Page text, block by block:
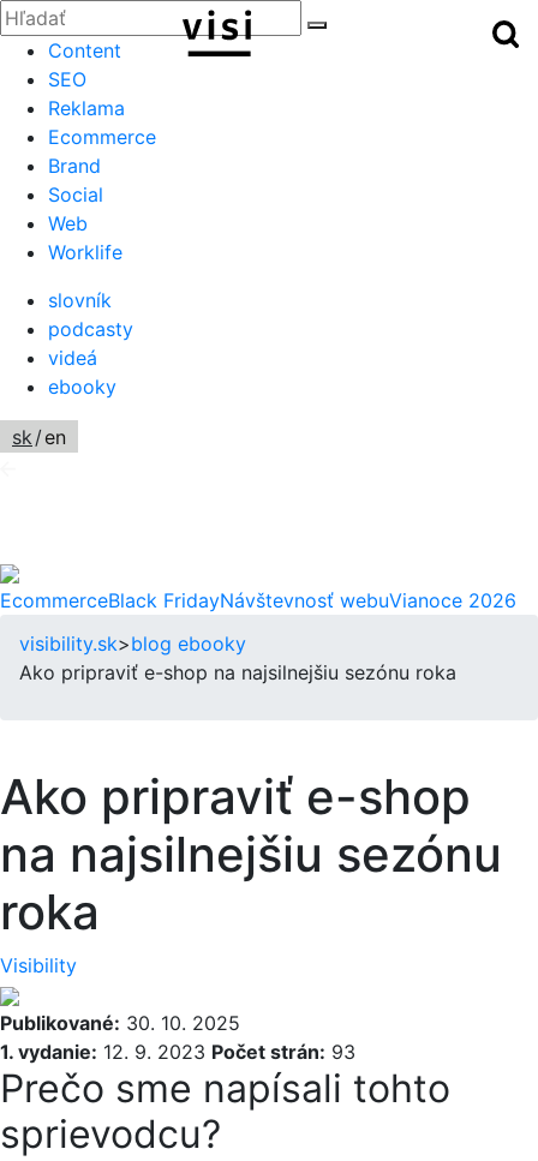
Zatvoriť
Hľadať:
Menu
Content
SEO
Reklama
Ecommerce
Brand
Social
Web
Worklife
slovník
podcasty
videá
ebooky
sk/en
EcommerceBlack FridayNávštevnosť webuVianoce 2026
visibility.sk>blog ebooky
Ako pripraviť e-shop na najsilnejšiu sezónu roka
Ako pripraviť e-shop
na najsilnejšiu sezónu
roka
Visibility
Publikované: 30. 10. 2025
1. vydanie: 12. 9. 2023 Počet strán: 93
Prečo sme napísali tohto
sprievodcu?